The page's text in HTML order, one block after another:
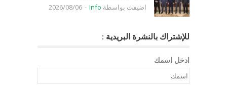
اضيفت بواسطة Info
-
2026/08/06
للإشتراك بالنشرة البريدية :
ادخل اسمك